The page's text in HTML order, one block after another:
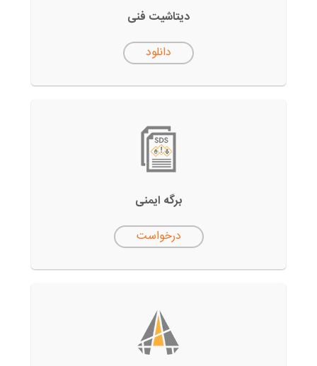
دیتاشیت فنی
دانلود
برگه ایمنی
درخواست